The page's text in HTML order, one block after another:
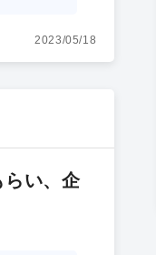
2023/05/18
らい、企